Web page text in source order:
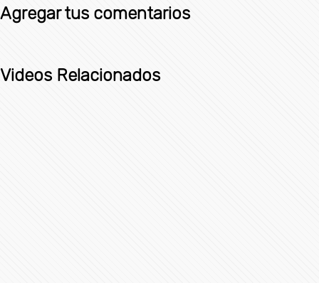
Agregar tus comentarios
Videos Relacionados